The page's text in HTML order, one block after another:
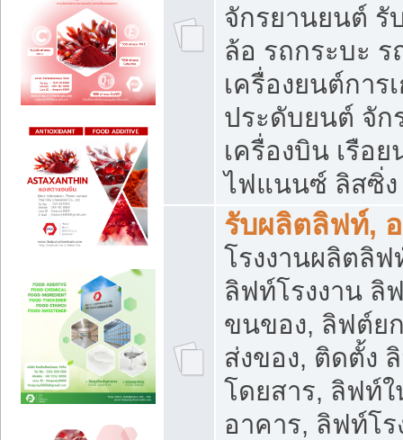
จักรยานยนต์ รั
ล้อ รถกระบะ
เครื่องยนต์การ
ประดับยนต์ จัก
เครื่องบิน เรือ
ไฟแนนซ์ ลิสซิ่ง
รับผลิตลิฟท์,
โรงงานผลิตลิ
ลิฟท์โรงงาน ลิ
ขนของ, ลิฟต์ย
ส่งของ, ติดตั้ง
โดยสาร, ลิฟท์
อาคาร, ลิฟท์โ